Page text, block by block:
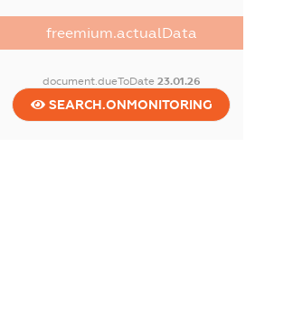
freemium.actualData
document.dueToDate 23.01.26
SEARCH.ONMONITORING